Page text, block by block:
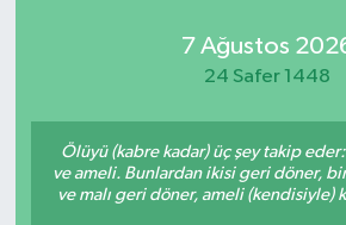
7 Ağustos
24 Safer 1448
Ölüyü (kabre kadar) üç şey takip
ve ameli. Bunlardan ikisi geri döner,
ve malı geri döner, ameli (kendisiyle)
ENGLISH